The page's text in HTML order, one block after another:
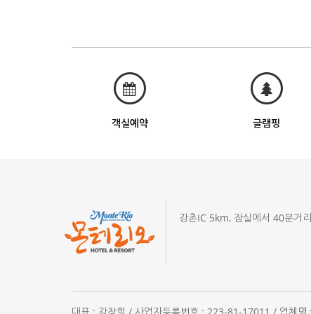
객실예약 글램핑
강촌IC 5km, 잠실에서 40분거